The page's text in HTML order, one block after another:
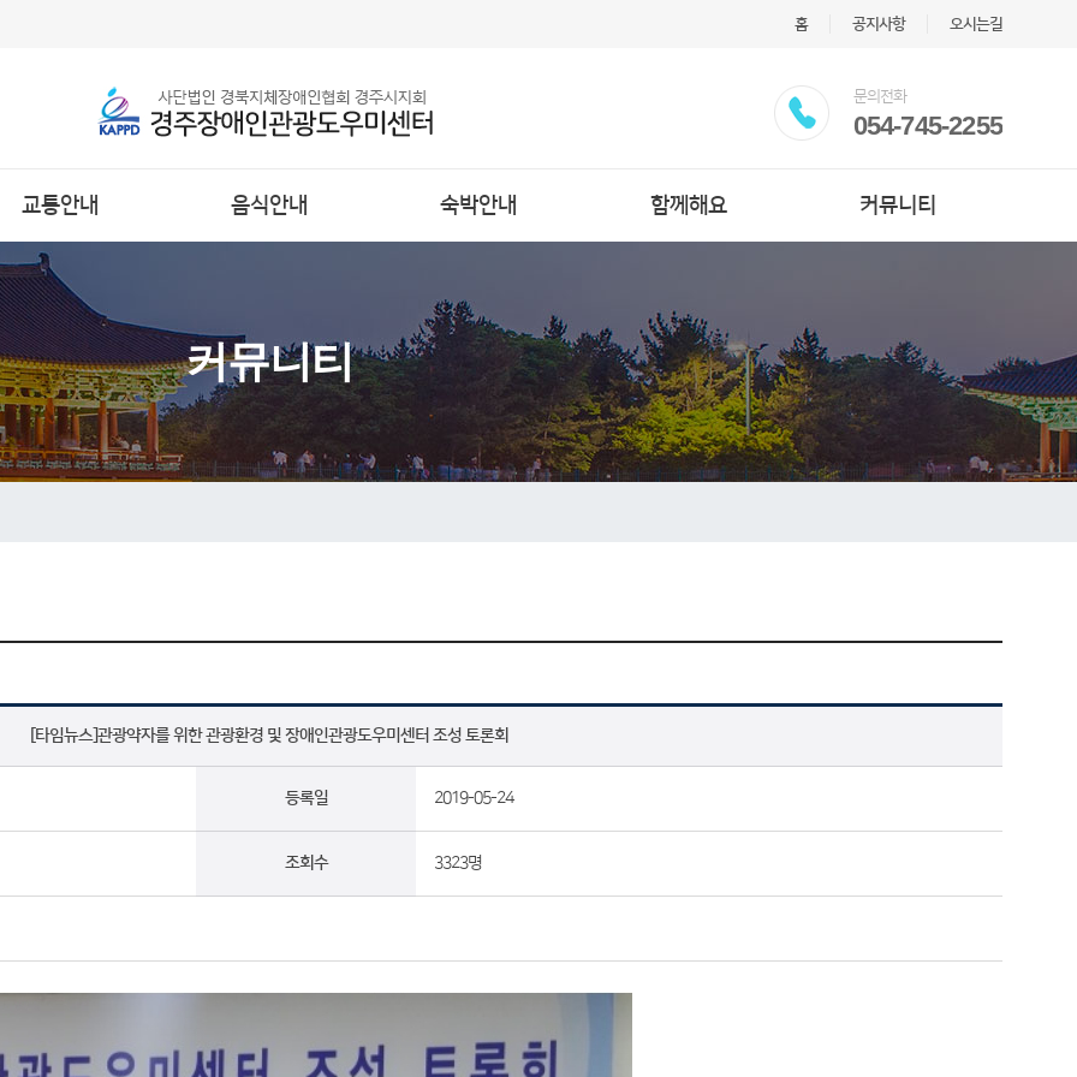
홈 공지사항 오시는길
문의전화
054-745-2255
교통안내 음식안내 숙박안내 함께해요 커뮤니티
커뮤니티
[타임뉴스]관광약자를 위한 관광환경 및 장애인관광도우미센터 조성 토론회
등록일 2019-05-24
조회수 3323명